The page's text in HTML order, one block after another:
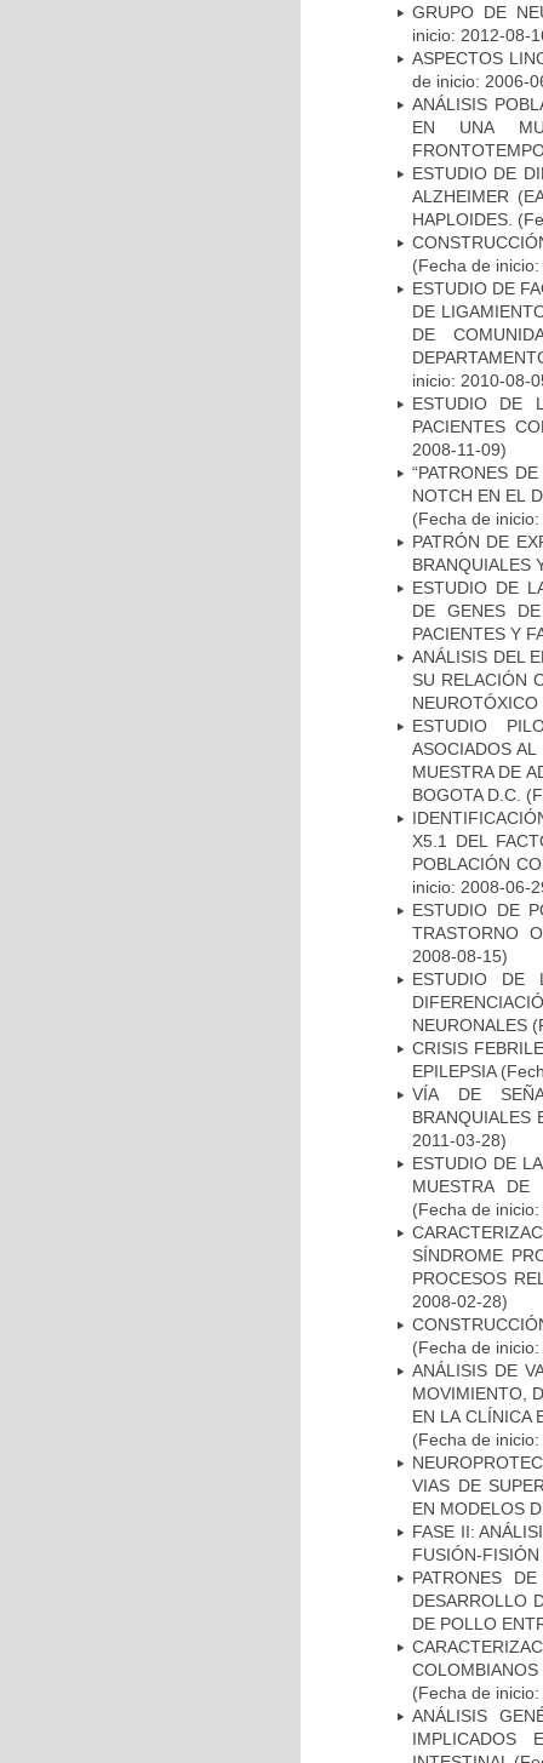
GRUPO DE
inicio: 2012-08-
ASPECTOS
de inicio: 2006-
ANÁLISIS
EN UNA
ESTUDIO DE
ALZHEIMER
HAPLOIDES.
(Fecha de
ESTUDIO DE
DE
DE
inicio: 2010-08-
ESTUDIO DE
PACIENTES
2008-11-09)
“PATRONES
NOTCH EN EL
(Fecha de
PATRÓN DE
BRANQUIALES
ESTUDIO DE
DE GENES
PACIENTES Y
ANÁLISIS DEL
SU RELACIÓN
NEUROTÓXICO
ESTUDIO
ASOCIADOS
MUESTRA DE
BOGOTA D.C.
X5.1 DEL
POBLACIÓN
inicio: 2008-06-
ESTUDIO DE
TRASTORNO
2008-08-15)
ESTUDIO DE
NEURONALES
CRISIS
EPILEPSIA
VÍA DE
BRANQUIALES
2011-03-28)
ESTUDIO DE
MUESTRA DE
(Fecha de
SÍNDROME
PROCESOS
2008-02-28)
(Fecha de
ANÁLISIS DE
MOVIMIENTO,
EN LA CLÍNICA
(Fecha de
VIAS DE
EN MODELOS
FASE II:
FUSIÓN-
PATRONES
DESARROLLO
DE POLLO
(Fecha de
ANÁLISIS
IMPLICADOS